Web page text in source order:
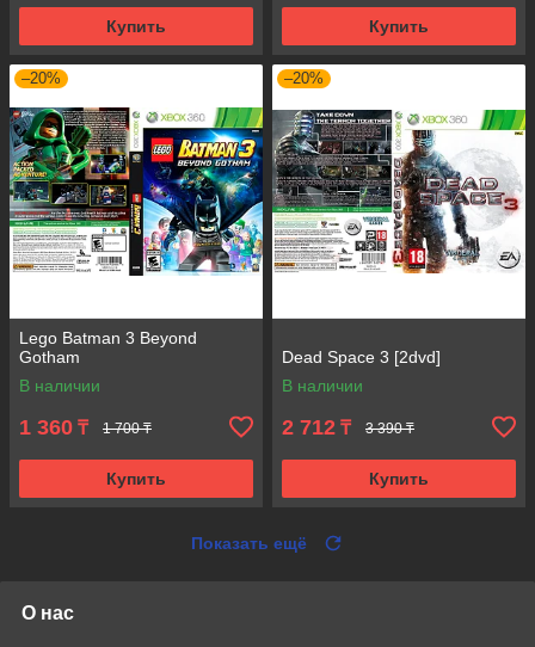
Купить Купить
–20%
Lego Batman 3 Beyond
Gotham
В наличии
1 360 ₸ 1 700 ₸
Купить
–20%
Dead Space 3 [2dvd]
В наличии
2 712 ₸ 3 390 ₸
Купить
Показать ещё
О нас